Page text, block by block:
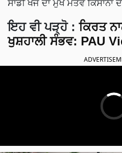
ਸਾਡੀ ਖੋਜ ਦਾ ਮੁੱਖ ਮੰਤਵ ਕਿਸਾਨਾਂ
ਇਹ ਵੀ ਪੜ੍ਹੋ :ਕਿਰਤ
ਖੁਸ਼ਹਾਲੀ ਸੰਭਵ: PAU